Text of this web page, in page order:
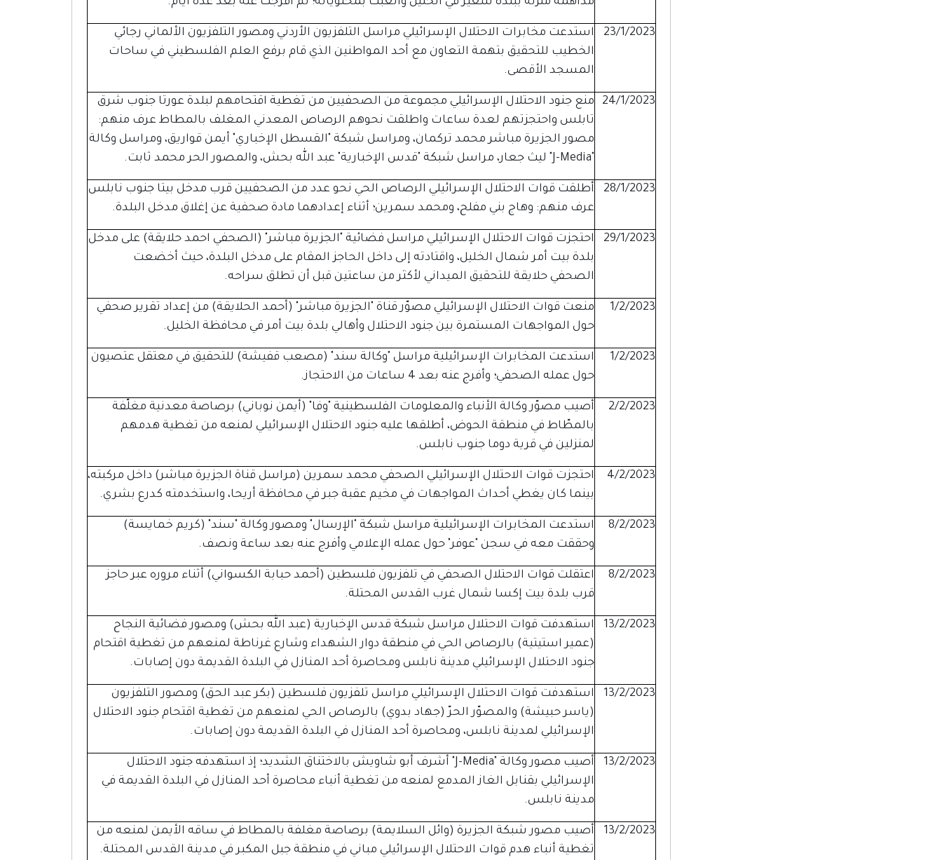
23/1/2023
استدعت مخابرات الاحتلال الإسرائيلي مراسل التلفزيون الأردني ومصور التلفزيون الألماني رجائي
الخطيب للتحقيق بتهمة التعاون مع أحد المواطنين الذي قام برفع العلم الفلسطيني في ساحات
المسجد الأقصى.
24/1/2023
منع جنود الاحتلال الإسرائيلي مجموعة من الصحفيين من تغطية اقتحامهم لبلدة عورتا جنوب شرق
تابلس واحتجزتهم لعدة ساعات واطلقت نحوهم الرصاص المعدني المغلف بالمطاط عرف منهم:
مصور الجزيرة مباشر محمد تركمان، ومراسل شبكة "القسطل الإخباري" أيمن قواريق، ومراسل وكالة
28/1/2023
أطلقت قوات الاحتلال الإسرائيلي الرصاص الحي نحو عدد من الصحفيين قرب مدخل بيتا جنوب نابلس
عرف منهم: وهاج بني مفلح، ومحمد سمرين؛ أثناء إعدادهما مادة صحفية عن إغلاق مدخل البلدة.
29/1/2023
احتجزت قوات الاحتلال الإسرائيلي مراسل فضائية "الجزيرة مباشر" (الصحفي احمد حلايقة) على مدخل
بلدة بيت أمر شمال الخليل، واقتادته إلى داخل الحاجز المقام على مدخل البلدة، حيث أخضعت
الصحفي حلايقة للتحقيق الميداني لأكثر من ساعتين قبل أن تطلق سراحه.
1/2/2023
منعت قوات الاحتلال الإسرائيلي مصوّر قناة "الجزيرة مباشر" (أحمد الحلايقة) من إعداد تقرير صحفي
حول المواجهات المستمرة بين جنود الاحتلال وأهالي بلدة بيت أمر في محافظة الخليل.
1/2/2023
استدعت المخابرات الإسرائيلية مراسل "وكالة سند" (مصعب قفيشة) للتحقيق في معتقل عتصيون
حول عمله الصحفي؛ وأفرج عنه بعد 4 ساعات من الاحتجاز.
2/2/2023
أصيب مصوّر وكالة الأنباء والمعلومات الفلسطينية "وفا" (أيمن نوباني) برصاصة معدنية مغلّفة
بالمطّاط في منطقة الحوض، أطلقها عليه جنود الاحتلال الإسرائيلي لمنعه من تغطية هدمهم
لمنزلين في قرية دوما جنوب نابلس.
4/2/2023
احتجزت قوات الاحتلال الإسرائيلي الصحفي محمد سمرين (مراسل قناة الجزيرة مباشر) داخل مركبته،
بينما كان يغطي أحداث المواجهات في مخيم عقبة جبر في محافظة أريحا، واستخدمته كدرع بشري.
8/2/2023
استدعت المخابرات الإسرائيلية مراسل شبكة "الإرسال" ومصور وكالة "سند" (كريم خمايسة)
وحققت معه في سجن "عوفر" حول عمله الإعلامي وأفرج عنه بعد ساعة ونصف.
8/2/2023
اعتقلت قوات الاحتلال الصحفي في تلفزيون فلسطين (أحمد حبابة الكسواني) أثناء مروره عبر حاجز
قرب بلدة بيت إكسا شمال غرب القدس المحتلة.
13/2/2023
استهدفت قوات الاحتلال مراسل شبكة قدس الإخبارية (عبد الله بحش) ومصور فضائية النجاح
(عمير استيتية) بالرصاص الحي في منطقة دوار الشهداء وشارع غرناطة لمنعهم من تغطية اقتحام
جنود الاحتلال الإسرائيلي مدينة نابلس ومحاصرة أحد المنازل في البلدة القديمة دون إصابات.
13/2/2023
استهدفت قوات الاحتلال الإسرائيلي مراسل تلفزيون فلسطين (بكر عبد الحق) ومصور التلفزيون
(ياسر حبيشة) والمصوّر الحرّ (جهاد بدوي) بالرصاص الحي لمنعهم من تغطية اقتحام جنود الاحتلال
الإسرائيلي لمدينة نابلس، ومحاصرة أحد المنازل في البلدة القديمة دون إصابات.
13/2/2023
أصيب مصور وكالة "J-Media" أشرف أبو شاويش بالاختناق الشديد؛ إذ استهدفه جنود الاحتلال
الإسرائيلي بقنابل الغاز المدمع لمنعه من تغطية أنباء محاصرة أحد المنازل في البلدة القديمة في
مدينة نابلس.
13/2/2023
أصيب مصور شبكة الجزيرة (وائل السلايمة) برصاصة مغلفة بالمطاط في ساقه الأيمن لمنعه من
تغطية أنباء هدم قوات الاحتلال الإسرائيلي مباني في منطقة جبل المكبر في مدينة القدس المحتلة.